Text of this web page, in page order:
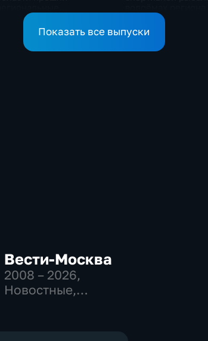
соревнования по
мотоджимханеПоказать все выпуски
Вести-Москва
2008 – 2026,
Новостные,